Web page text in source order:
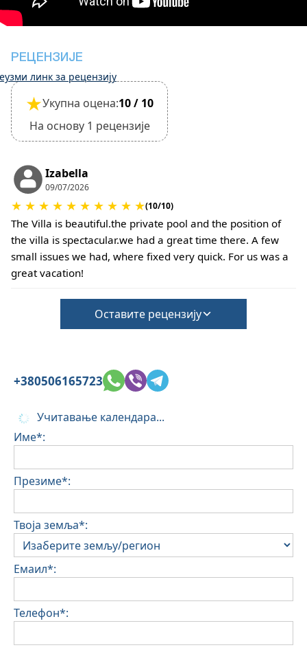
Одјава: 10:30 часова
Одјава се завршава тек након провере општег
•Кућни љубимци:
мора бити потврђено приликом резервације.
Могу се применити додатни трошкови за
чишћење или накнаду штете.
•
Депозит за штету:
За кућне љубимце или посебне услове могу се
применити додатне накнаде.
РЕЦЕНЗИЈЕ
линк за рецензију
★Укупна оцена:10 / 10
На основу 1 рецензије
Izabella
09/07/2026
★ ★ ★ ★ ★ ★ ★ ★ ★ ★(10/10)
The Villa is beautiful.the private pool and the position of
the villa is spectacular.we had a great time there. A few
small issues we had, where fixed very quick. For us was a
great vacation!
Оставите рецензију
+380506165723
Учитавање календара...
Име*:
Презиме*:
Твоја земља*:
Емаил*:
Телефон*: